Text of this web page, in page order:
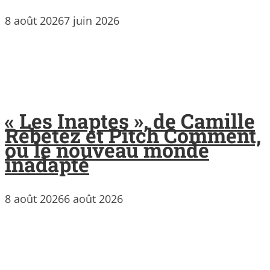
8 août 20267 juin 2026
« Les Inaptes », de Camille
Rebetez et Pitch Comment,
ou le nouveau monde
inadapté
8 août 20266 août 2026